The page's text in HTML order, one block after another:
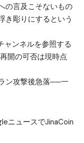
の言及こそないもの
き彫りにするという
ャンネルを参照する
開の可否は現時点
ン攻撃後急落──一
ニュースでJinaCoin